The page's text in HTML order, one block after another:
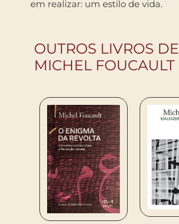
em realizar: um estilo de vida.
OUTROS LIVROS DE
MICHEL FOUCAULT